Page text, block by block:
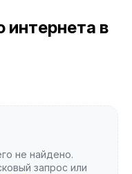
интернета в
не найдено.
запрос или